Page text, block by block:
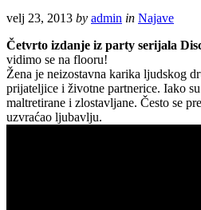
velj 23, 2013 by admin in Najave
Četvrto izdanje iz party serijala
vidimo se na flooru!
Žena je neizostavna karika ljudskog
prijateljice i životne partnerice. Iako
maltretirane i zlostavljane. Često se
uzvraćao ljubavlju.